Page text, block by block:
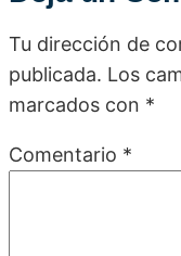
Tu dirección de
publicada. Los
marcados con *
Comentario *